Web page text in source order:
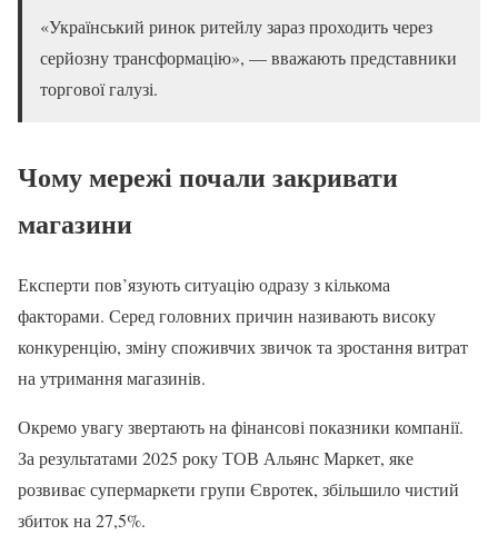
«Український ринок ритейлу зараз проходить через
серйозну трансформацію», — вважають представники
торгової галузі.
Чому мережі почали закривати
магазини
Експерти пов’язують ситуацію одразу з кількома
факторами. Серед головних причин називають високу
конкуренцію, зміну споживчих звичок та зростання витрат
на утримання магазинів.
Окремо увагу звертають на фінансові показники компанії.
За результатами 2025 року ТОВ Альянс Маркет, яке
розвиває супермаркети групи Євротек, збільшило чистий
збиток на 27,5%.